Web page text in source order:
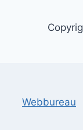
Webbureau